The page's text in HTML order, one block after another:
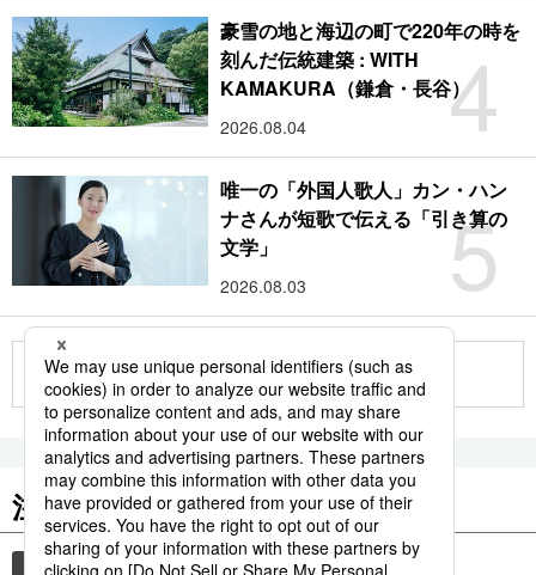
4
豪雪の地と海辺の町で220年の時を
刻んだ伝統建築 : WITH
KAMAKURA（鎌倉・長谷）
2026.08.04
5
唯一の「外国人歌人」カン・ハン
ナさんが短歌で伝える「引き算の
文学」
2026.08.03
もっと見る
注目のキーワード
共同通信ニュース 国民栄誉賞 イチロー